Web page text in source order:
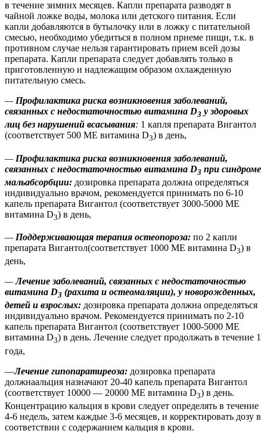
в течение зимних месяцев. Капли препарата разводят в
чайной ложке воды, молока или детского питания. Если
капли добавляются в бутылочку или в ложку с питательной
смесью, необходимо убедиться в полном приеме пищи, т.к. в
противном случае нельзя гарантировать прием всей дозы
препарата. Капли препарата следует добавлять только в
приготовленную и надлежащим образом охлажденную
питательную смесь.
— Профилактика риска возникновения заболеваний,
связанных с недостаточностью витамина D3 у здоровых
лиц без нарушений всасывания: 1 капля препарата Вигантол
(соответствует 500 ME витамина D3) в день,
— Профилактика риска возникновения заболеваний,
связанных с недостаточностью витамина D3 при синдроме
мальабсорбции: дозировка препарата должна определяться
индивидуально врачом, рекомендуется принимать по 6-10
капель препарата Вигантол (соответствует 3000-5000 ME
витамина D3) в день,
— Поддерживающая терапия остеопороза: по 2 капли
препарата Вигантол(соответствует 1000 ME витамина D3) в
день,
—Лечение заболеваний, связанных с недостаточностью
витамина D3 (рахита и остеомаляции), у новорожденных,
детей и взрослых: дозировка препарата должна определяться
индивидуально врачом. Рекомендуется принимать по 2-10
капель препарата Вигантол (соответствует 1000-5000 ME
витамина D3) в день. Лечение следует продолжать в течение 1
года,
—Лечение гипопаратиреоза: дозировка препарата
должнаальция назначают 20-40 капель препарата Вигантол
(соответствует 10000 — 20000 ME витамина D3) в день.
Концентрацию кальция в крови следует определять в течение
4-6 недель, затем каждые 3-6 месяцев, и корректировать дозу в
соответствии с содержанием кальция в крови.